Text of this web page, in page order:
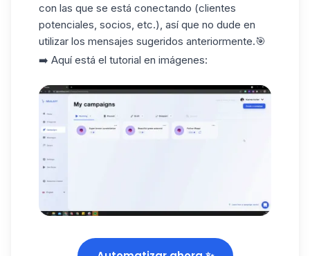
con las que se está conectando (clientes
potenciales, socios, etc.), así que no dude en
utilizar los mensajes sugeridos anteriormente.🎯
➡️ Aquí está el tutorial en imágenes: